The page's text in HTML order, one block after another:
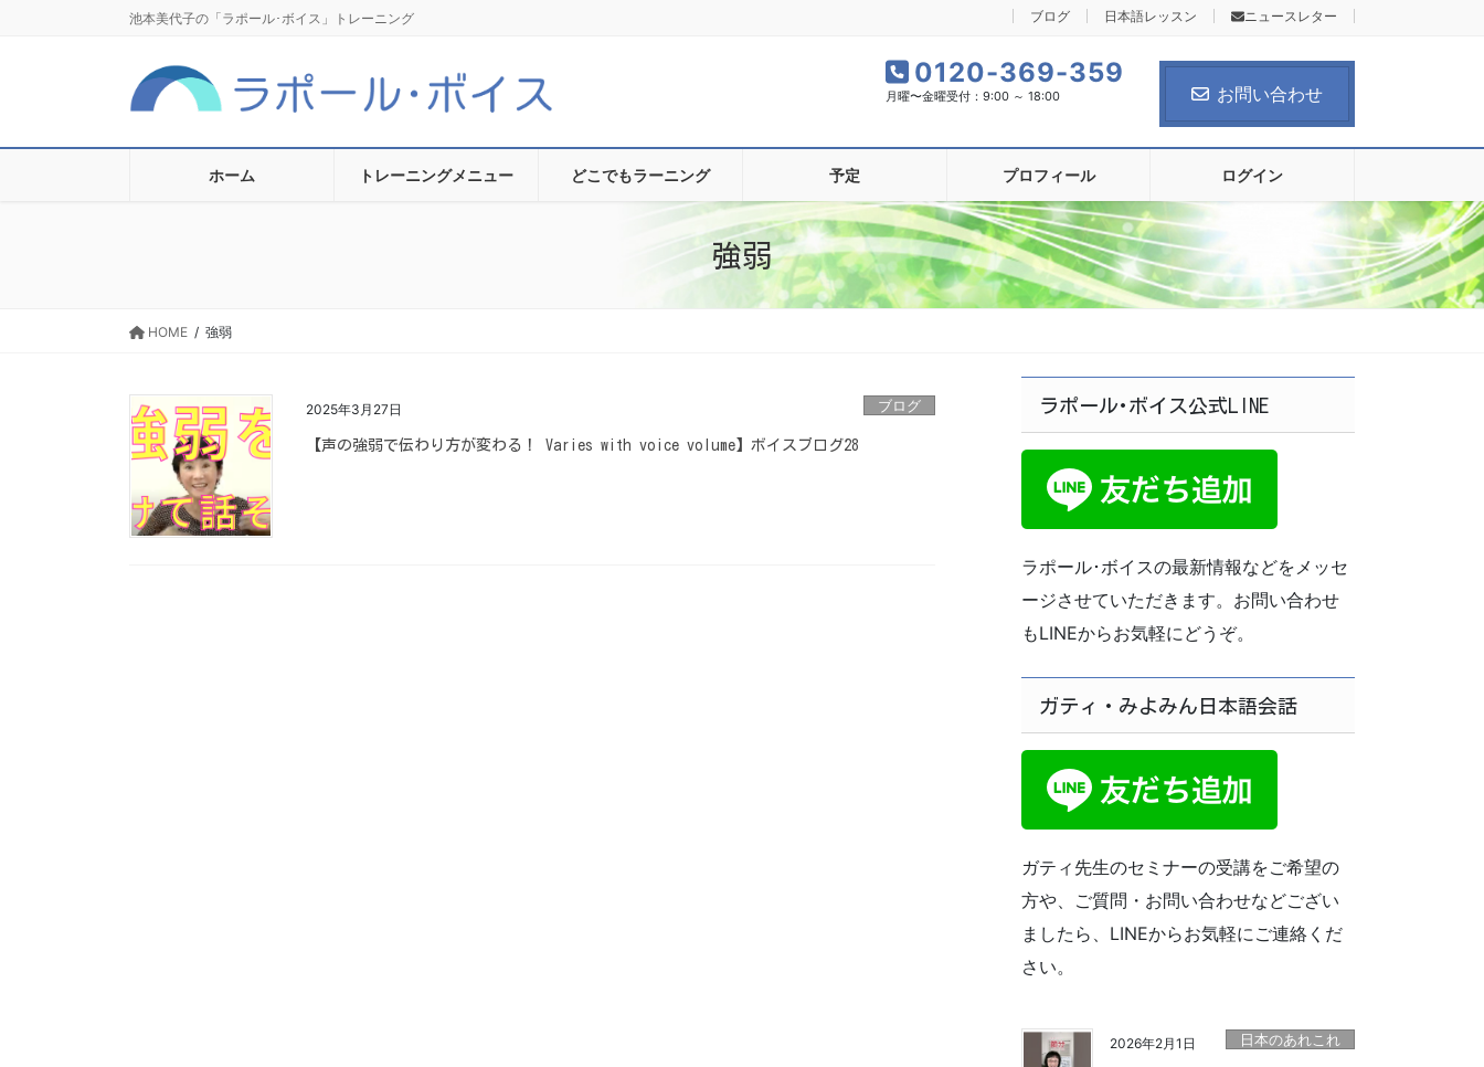
に
ョ
池本美代子の「ラポール･ボイス」トレーニング ブログ 日本語レッスン ニュースレター
0120-369-359
月曜〜金曜受付：9:00 ～ 18:00 お問い合わせ
ホーム トレーニングメニュー どこでもラーニング 予定 プロフィール ログイン
強弱
HOME 強弱
2025年3月27日 ブログ
【声の強弱で伝わり方が変わる！ Varies with voice volume】ボイスブログ28
ラポール･ボイス公式LINE
ラポール･ボイスの最新情報などをメッセ
ージさせていただきます。お問い合わせ
もLINEからお気軽にどうぞ。
ガティ・みよみん日本語会話
ガティ先生のセミナーの受講をご希望の
方や、ご質問・お問い合わせなどござい
ましたら、LINEからお気軽にご連絡くだ
さい。
2026年2月1日 日本のあれこれ